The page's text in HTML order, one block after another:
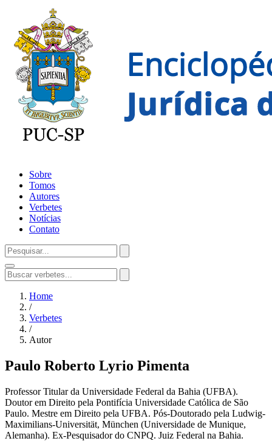
Sobre
Tomos
Autores
Verbetes
Notícias
Contato
Home
/
Verbetes
/
Autor
Paulo Roberto Lyrio Pimenta
Professor Titular da Universidade Federal da Bahia (UFBA).
Doutor em Direito pela Pontifícia Universidade Católica de São
Paulo. Mestre em Direito pela UFBA. Pós-Doutorado pela Ludwig-
Maximilians-Universität, München (Universidade de Munique,
Alemanha). Ex-Pesquisador do CNPQ. Juiz Federal na Bahia.